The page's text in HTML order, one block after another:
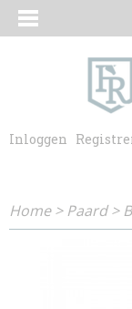
Inloggen
Home>Paard>